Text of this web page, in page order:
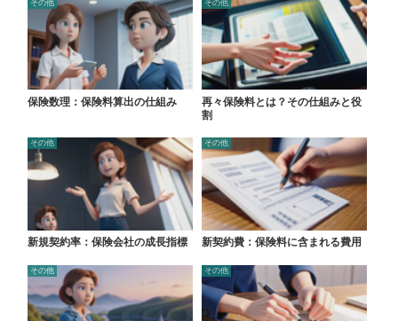
その他
保険数理：保険料算出の仕組み
その他
再々保険料とは？その仕組みと役
割
その他
新規契約率：保険会社の成長指標
その他
新契約費：保険料に含まれる費用
その他 その他